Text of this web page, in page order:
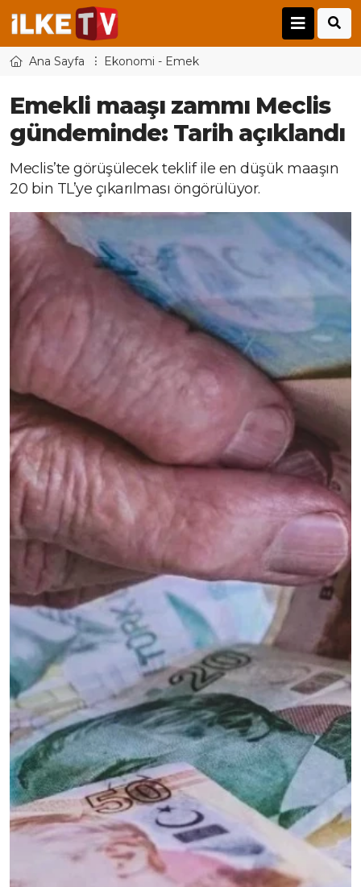
Ana Sayfa Ekonomi - Emek
Emekli maaşı zammı Meclis
gündeminde: Tarih açıklandı
Meclis’te görüşülecek teklif ile en düşük maaşın
20 bin TL’ye çıkarılması öngörülüyor.